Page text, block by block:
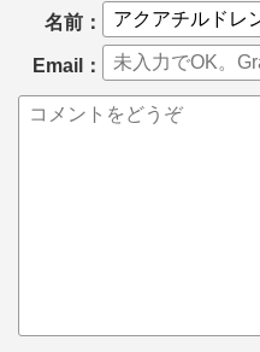
名前：
Email：